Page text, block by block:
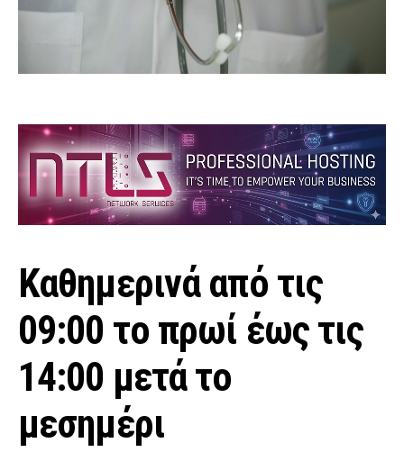
Καθημερινά από τις
09:00 το πρωί έως τις
14:00 μετά το
μεσημέρι